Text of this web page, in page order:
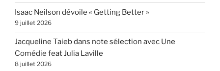
Isaac Neilson dévoile « Getting Better »
9 juillet 2026
Jacqueline Taieb dans note sélection avec Une
Comédie feat Julia Laville
8 juillet 2026